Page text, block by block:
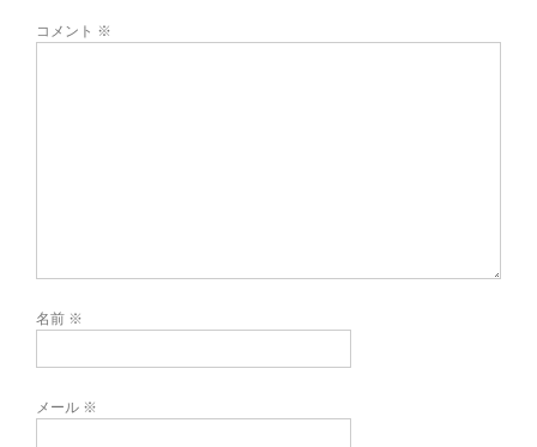
コメント ※
名前 ※
メール ※